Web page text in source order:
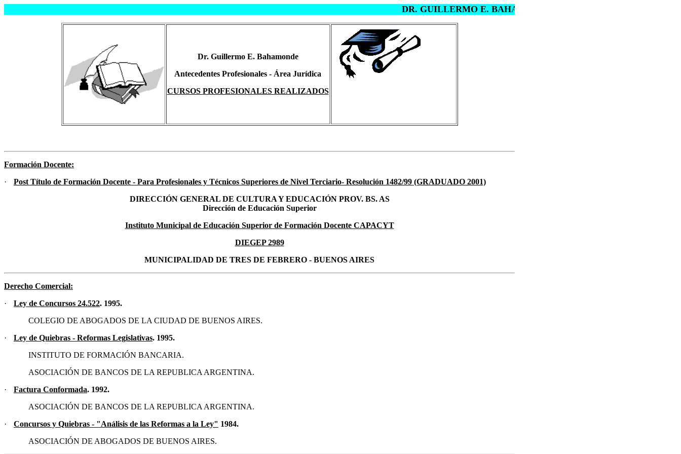
DR. GUILLERMO E. BAHAMONDE - PROCURADOR - ABOGADO
Dr. Guillermo E. Bahamonde
Antecedentes Profesionales - Área Jurídica
CURSOS PROFESIONALES REALIZADOS
Formación Docente:
·
Post Título de Formación Docente - Para Profesionales y Técnicos Superiores de Nivel Terciario- Resolución 1482/99 (GRADUADO 2001)
DIRECCIÓN GENERAL DE CULTURA Y EDUCACIÓN PROV. BS. AS
Dirección de Educación Superior
Instituto Municipal de Educación Superior de Formación Docente CAPACYT
DIEGEP 2989
MUNICIPALIDAD DE TRES DE FEBRERO - BUENOS AIRES
Derecho Comercial:
·
Ley de Concursos 24.522. 1995.
COLEGIO DE ABOGADOS DE LA CIUDAD DE BUENOS AIRES.
·
Ley de Quiebras - Reformas Legislativas. 1995.
INSTITUTO DE FORMACIÓN BANCARIA.
ASOCIACIÓN DE BANCOS DE LA REPUBLICA ARGENTINA.
·
Factura Conformada. 1992.
ASOCIACIÓN DE BANCOS DE LA REPUBLICA ARGENTINA.
·
Concursos y Quiebras - "Análisis de las Reformas a la Ley" 1984.
ASOCIACIÓN DE ABOGADOS DE BUENOS AIRES.